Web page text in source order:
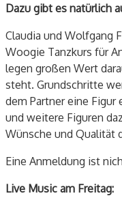
Dazu gibt es natürlich
Claudia und Wolfgang
Woogie Tanzkurs für
legen großen Wert
steht. Grundschritte
dem Partner eine
und weitere Figuren
Wünsche und Qualität
Eine Anmeldung ist
Live Music am Freitag: